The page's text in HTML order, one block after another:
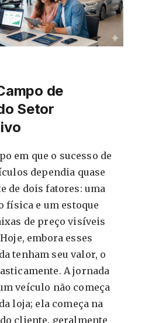
de
Setor
em que o sucesso de
dependia quase
de dois fatores: uma
física e um estoque
de preço visíveis
embora esses
tenham seu valor, o
A jornada
veículo não começa
loja; ela começa na
cliente, geralmente